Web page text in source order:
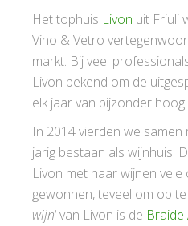
Het tophuis Livon uit Friuli
Vino & Vetro
markt. Bij veel
Livon bekend om de
elk jaar van bijzonder hoog
In 2014 vierden we samen
jarig bestaan als wijnhuis.
Livon met haar wijnen
gewonnen, teveel om op te
wijn‘ van Livon is de Braide